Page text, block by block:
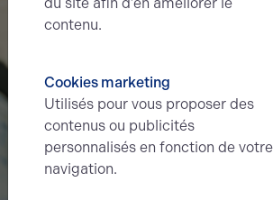
contenu.
Cookies marketing
Utilisés pour vous proposer des
contenus ou publicités
personnalisés en fonction de votre
navigation.